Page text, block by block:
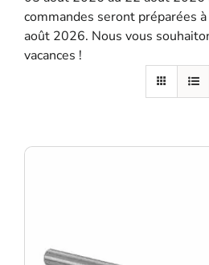
commandes seront préparées
août 2026. Nous vous
vacances !